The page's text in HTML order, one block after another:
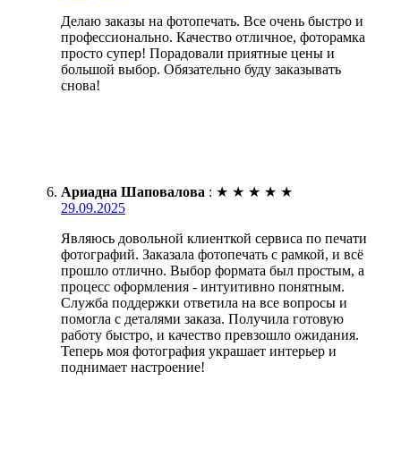
Делаю заказы на фотопечать. Все очень быстро и
профессионально. Качество отличное, фоторамка
просто супер! Порадовали приятные цены и
большой выбор. Обязательно буду заказывать
снова!
Ариадна Шаповалова : ★ ★ ★ ★ ★
29.09.2025
Являюсь довольной клиенткой сервиса по печати
фотографий. Заказала фотопечать с рамкой, и всё
прошло отлично. Выбор формата был простым, а
процесс оформления - интуитивно понятным.
Служба поддержки ответила на все вопросы и
помогла с деталями заказа. Получила готовую
работу быстро, и качество превзошло ожидания.
Теперь моя фотография украшает интерьер и
поднимает настроение!